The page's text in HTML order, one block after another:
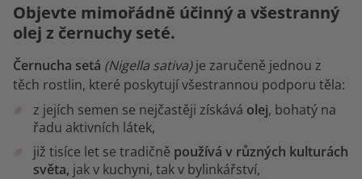
Objevte mimořádně účinný a všestranný
olej z černuchy seté.
Černucha setá (Nigella sativa)je zaručeně jednou z
těch rostlin, které poskytují všestrannou podporu těla:
z jejích semen se nejčastěji získává olej, bohatý na
řadu aktivních látek,
již tisíce let se tradičně používá v různých kulturách
světa, jak v kuchyni, tak v bylinkářství,